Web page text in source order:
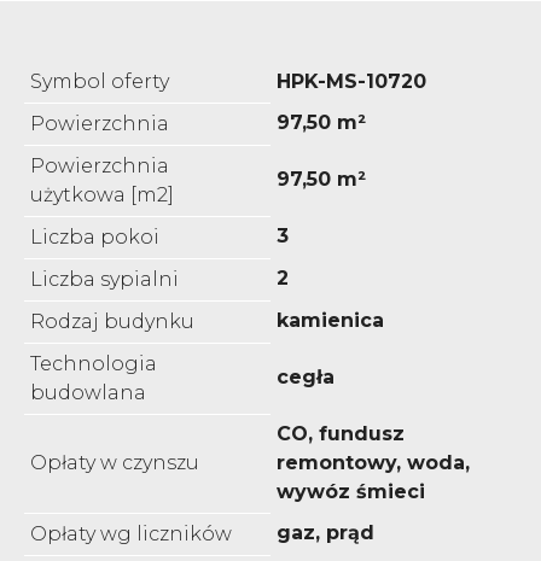
Symbol oferty
HPK-MS-10720
Powierzchnia
97,50 m²
Powierzchnia
użytkowa [m2]
97,50 m²
Liczba pokoi
3
Liczba sypialni
2
Rodzaj budynku
kamienica
Technologia
budowlana
cegła
Opłaty w czynszu
CO, fundusz
remontowy, woda,
wywóz śmieci
Opłaty wg liczników
gaz, prąd